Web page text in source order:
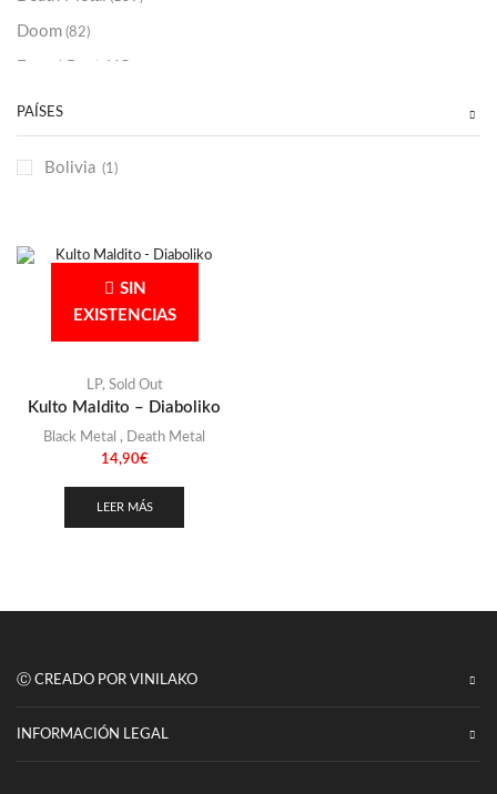
Doom (82)
Emo / Post-HC
Grindcore
Hard Rock (48)
Hardcore (153)
Otros (38)
(146)
(22)
PAÍSES
Bolivia (1)
SIN
EXISTENCIAS
LP, Sold Out
Kulto Maldito – Diaboliko
Black Metal , Death Metal
14,90€
LEER MÁS
Ⓒ CREADO POR VINILAKO
INFORMACIÓN LEGAL